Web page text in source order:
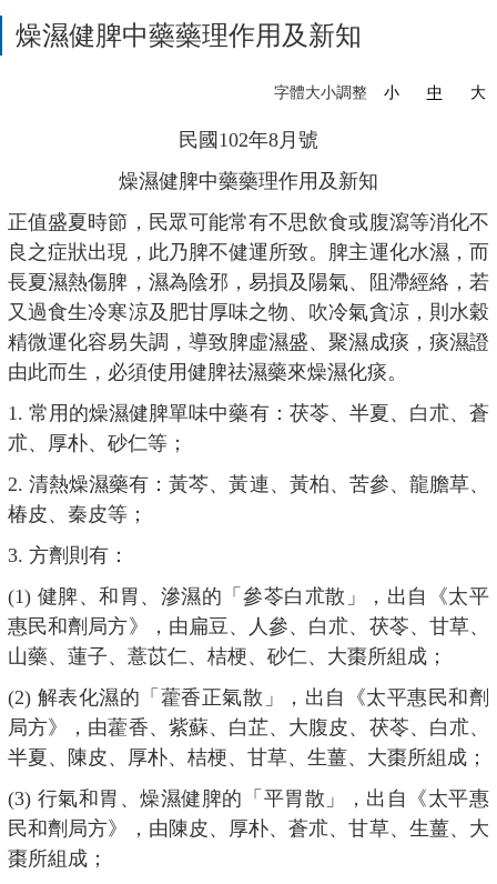
燥濕健脾中藥藥理作用及新知
字體大小調整 小 中 大
民國102年8月號
燥濕健脾中藥藥理作用及新知
正值盛夏時節，民眾可能常有不思飲食或腹瀉等消化不
良之症狀出現，此乃脾不健運所致。脾主運化水濕，而
長夏濕熱傷脾，濕為陰邪，易損及陽氣、阻滯經絡，若
又過食生冷寒涼及肥甘厚味之物、吹冷氣貪涼，則水穀
精微運化容易失調，導致脾虛濕盛、聚濕成痰，痰濕證
由此而生，必須使用健脾祛濕藥來燥濕化痰。
1. 常用的燥濕健脾單味中藥有：茯苓、半夏、白朮、蒼
朮、厚朴、砂仁等；
2. 清熱燥濕藥有：黃芩、黃連、黃柏、苦參、龍膽草、
椿皮、秦皮等；
3. 方劑則有：
(1) 健脾、和胃、滲濕的「參苓白朮散」，出自《太平
惠民和劑局方》，由扁豆、人參、白朮、茯苓、甘草、
山藥、蓮子、薏苡仁、桔梗、砂仁、大棗所組成；
(2) 解表化濕的「藿香正氣散」，出自《太平惠民和劑
局方》，由藿香、紫蘇、白芷、大腹皮、茯苓、白朮、
半夏、陳皮、厚朴、桔梗、甘草、生薑、大棗所組成；
(3) 行氣和胃、燥濕健脾的「平胃散」，出自《太平惠
民和劑局方》，由陳皮、厚朴、蒼朮、甘草、生薑、大
棗所組成；